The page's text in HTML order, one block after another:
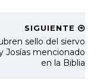
SIGUIENTE
sello del siervo
Josías mencionado
en la Biblia